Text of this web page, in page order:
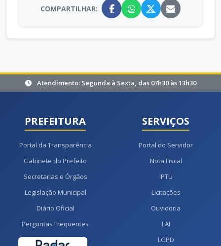
COMPARTILHAR:
Atendimento: Segunda à Sexta, das 07h30 às 13h30
PREFEITURA
Portal da Transparência
Gabinete do Prefeito
Secretarias e Órgãos
Legislação Municipal
Diário Oficial
Perguntas Frequentes
SERVIÇOS
Portal do Servidor
Nota Fiscal
IPTU
Licitações
Ouvidoria
LAI
LGPD